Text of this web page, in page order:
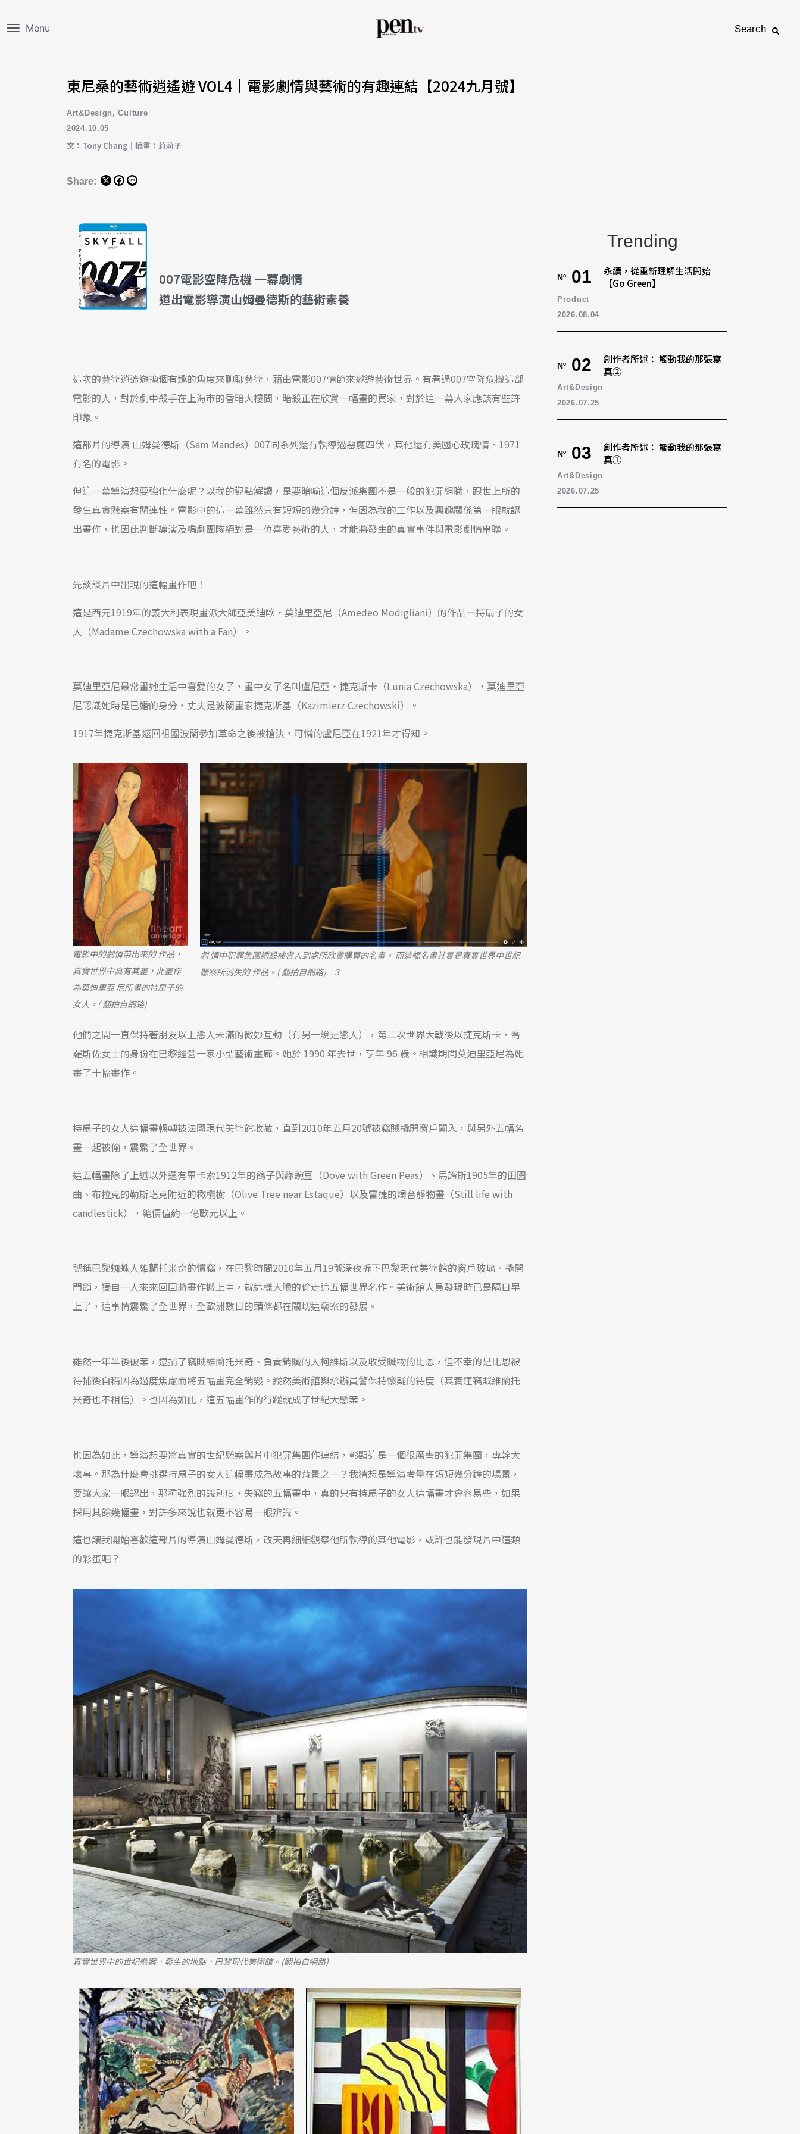
Menu Search
東尼桑的藝術逍遙遊 VOL4｜電影劇情與藝術的有趣連結【2024九月號】
Art&Design ,Culture
2024.10.05
文：Tony Chang｜插畫：莉莉子
Share:
007電影空降危機 一幕劇情
道出電影導演山姆曼德斯的藝術素養
這次的藝術逍遙遊換個有趣的角度來聊聊藝術，藉由電影007情節來遨遊藝術世界。有看過007空降危機這部
電影的人，對於劇中殺手在上海市的昏暗大樓間，暗殺正在欣賞一幅畫的買家，對於這一幕大家應該有些許
印象。
這部片的導演 山姆曼德斯（Sam Mandes）007同系列還有執導過惡魔四伏，其他還有美國心玫瑰情、1971
有名的電影。
但這一幕導演想要強化什麼呢？以我的觀點解讀，是要暗喻這個反派集團不是一般的犯罪組職，跟世上所的
發生真實懸案有關連性。電影中的這一幕雖然只有短短的幾分鐘，但因為我的工作以及興趣關係第一眼就認
出畫作，也因此判斷導演及編劇團隊絕對是一位喜愛藝術的人，才能將發生的真實事件與電影劇情串聯。
先談談片中出現的這幅畫作吧！
這是西元1919年的義大利表現畫派大師亞美迪歐・莫迪里亞尼（Amedeo Modigliani）的作品—持扇子的女
人（Madame Czechowska with a Fan）。
莫迪里亞尼最常畫她生活中喜愛的女子，畫中女子名叫盧尼亞・捷克斯卡（Lunia Czechowska），莫迪里亞
尼認識她時是已婚的身分，丈夫是波蘭畫家捷克斯基（Kazimierz Czechowski）。
1917年捷克斯基返回祖國波蘭參加革命之後被槍決，可憐的盧尼亞在1921年才得知。
電影中的劇情帶出來的 作品，
真實世界中真有其畫，此畫作
為莫迪里亞 尼所畫的持扇子的
女人。( 翻拍自網路)
劇 情中犯罪集團誘殺被害人到處所欣賞購買的名畫， 而這幅名畫其實是真實世界中世紀
懸案所消失的 作品。( 翻拍自網路) 3
他們之間一直保持著朋友以上戀人未滿的微妙互動（有另一說是戀人），第二次世界大戰後以捷克斯卡・喬
羅斯佐女士的身份在巴黎經營一家小型藝術畫廊。她於 1990 年去世，享年 96 歲。相識期間莫迪里亞尼為她
畫了十幅畫作。
持扇子的女人這幅畫輾轉被法國現代美術館收藏，直到2010年五月20號被竊賊撬開窗戶闖入，與另外五幅名
畫一起被偷，震驚了全世界。
這五幅畫除了上述以外還有畢卡索1912年的鴿子與綠豌豆（Dove with Green Peas）、馬諦斯1905年的田園
曲、布拉克的勒斯塔克附近的橄欖樹（Olive Tree near Estaque）以及雷捷的燭台靜物畫（Still life with
candlestick），總價值約一億歐元以上。
號稱巴黎蜘蛛人維蘭托米奇的慣竊，在巴黎時間2010年五月19號深夜拆下巴黎現代美術館的窗戶玻璃、撬開
門鎖，獨自一人來來回回將畫作搬上車，就這樣大膽的偷走這五幅世界名作。美術館人員發現時已是隔日早
上了，這事情震驚了全世界，全歐洲數日的頭條都在關切這竊案的發展。
雖然一年半後破案，逮捕了竊賊維蘭托米奇、負責銷贓的人柯維斯以及收受贓物的比恩，但不幸的是比恩被
待捕後自稱因為過度焦慮而將五幅畫完全銷毀。縱然美術館與承辦員警保持懷疑的待度（其實連竊賊維蘭托
米奇也不相信）。也因為如此，這五幅畫作的行蹤就成了世紀大懸案。
也因為如此，導演想要將真實的世紀懸案與片中犯罪集團作連結，彰顯這是一個很厲害的犯罪集團，專幹大
壞事。那為什麼會挑選持扇子的女人這幅畫成為故事的背景之一？我猜想是導演考量在短短幾分鐘的場景，
要讓大家一眼認出，那種強烈的識別度，失竊的五幅畫中，真的只有持扇子的女人這幅畫才會容易些，如果
採用其餘幾幅畫，對許多來說也就更不容易一眼辨識。
這也讓我開始喜歡這部片的導演山姆曼德斯，改天再細細觀察他所執導的其他電影，或許也能發現片中這類
的彩蛋吧？
真實世界中的世紀懸案，發生的地點，巴黎現代美術館。(翻拍自網路)
Trending
Nº 01
永續，從重新理解生活開始
【Go Green】
Product
2026.08.04
Nº 02
創作者所述： 觸動我的那張寫
真②
Art&Design
2026.07.25
Nº 03
創作者所述： 觸動我的那張寫
真①
Art&Design
2026.07.25